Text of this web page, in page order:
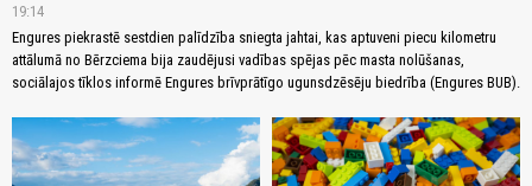
19:14
Engures piekrastē sestdien palīdzība sniegta jahtai, kas aptuveni piecu kilometru
attālumā no Bērzciema bija zaudējusi vadības spējas pēc masta nolūšanas,
sociālajos tīklos informē Engures brīvprātīgo ugunsdzēsēju biedrība (Engures BUB).